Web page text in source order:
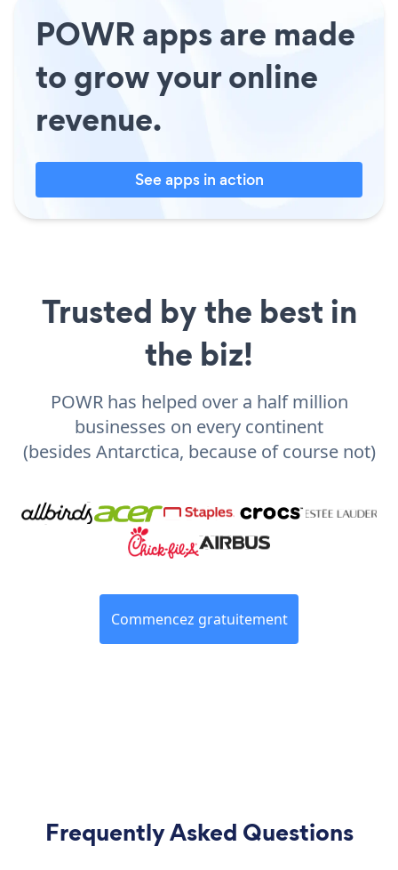
POWR apps are made
to grow your online
revenue.
See apps in action
Trusted by the best in
the biz!
POWR has helped over a half million
businesses on every continent
(besides Antarctica, because of course not)
Commencez gratuitement
Frequently Asked Questions